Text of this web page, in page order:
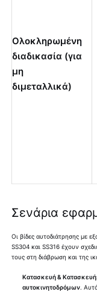
Ολοκληρωμένη
διαδικασία (για
μη
διμεταλλικά)
Σενάρια
Οι βίδες αυτοδιάτρησης με
SS304 και SS316 έχουν
τους στη διάβρωση και της
Κατασκευή &
αυτοκινητοδρόμων.